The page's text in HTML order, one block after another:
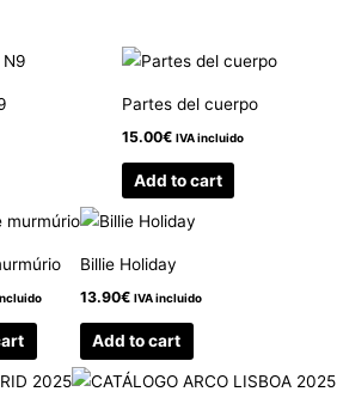
Partes del cuerpo
15.00€ IVA incluido
Add to cart
Billie Holiday
13.90€ IVA incluido
Add to cart